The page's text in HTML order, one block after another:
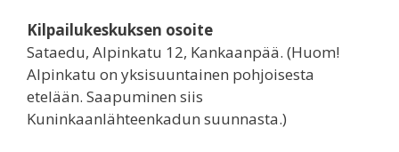
Kilpailukeskuksen osoite
Sataedu, Alpinkatu 12, Kankaanpää. (Huom!
Alpinkatu on yksisuuntainen pohjoisesta
etelään. Saapuminen siis
Kuninkaanlähteenkadun suunnasta.)